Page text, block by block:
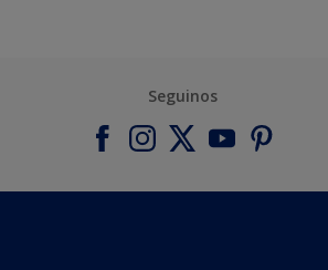
Seguinos